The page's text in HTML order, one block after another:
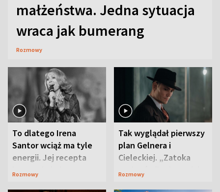
małżeństwa. Jedna sytuacja
wraca jak bumerang
Rozmowy
To dlatego Irena
Santor wciąż ma tyle
energii. Jej recepta
jest zaskakująco
Rozmowy
Tak wyglądał pierwszy
plan Gelnera i
Cieleckiej. „Zatoka
szpiegów” od razu ich
Rozmowy